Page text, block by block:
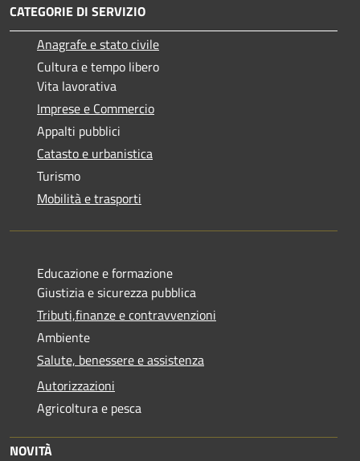
CATEGORIE DI SERVIZIO
Anagrafe e stato civile
Cultura e tempo libero
Vita lavorativa
Imprese e Commercio
Appalti pubblici
Catasto e urbanistica
Turismo
Mobilità e trasporti
Educazione e formazione
Giustizia e sicurezza pubblica
Tributi,finanze e contravvenzioni
Ambiente
Salute, benessere e assistenza
Autorizzazioni
Agricoltura e pesca
NOVITÀ